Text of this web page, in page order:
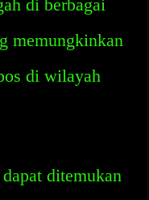
di berbagai
memungkinkan
di wilayah
ditemukan